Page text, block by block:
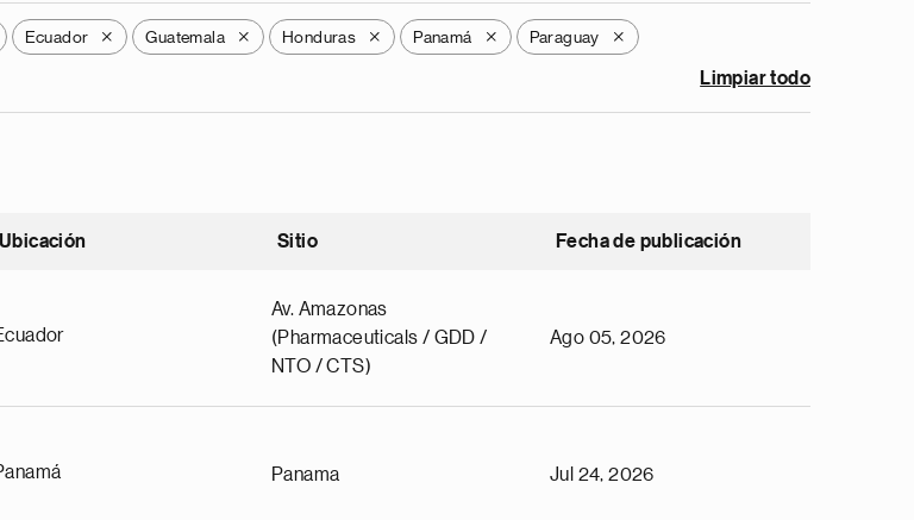
Ecuador X Guatemala X Honduras X Panamá X Paraguay X
Limpiar todo
Ubicación Sitio Fecha de publicación
Av. Amazonas
(Pharmaceuticals / GDD /
NTO / CTS)
Ago 05, 2026
Panama Jul 24, 2026